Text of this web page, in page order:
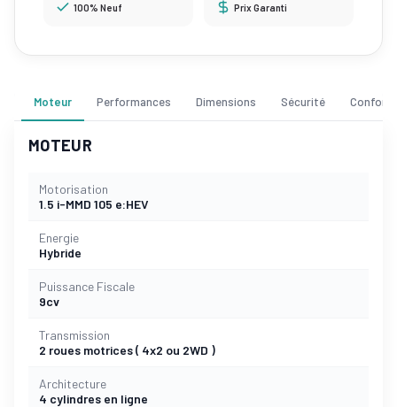
100% Neuf Prix Garanti
Moteur Performances Dimensions Sécurité Confort
MOTEUR
Motorisation
1.5 i-MMD 105 e:HEV
Energie
Hybride
Puissance Fiscale
9cv
Transmission
2 roues motrices ( 4x2 ou 2WD )
Architecture
4 cylindres en ligne